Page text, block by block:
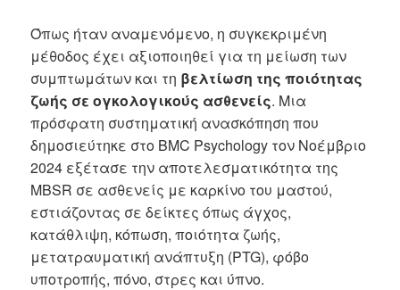
Όπως ήταν αναμενόμενο, η συγκεκριμένη
μέθοδος έχει αξιοποιηθεί για τη μείωση των
συμπτωμάτων και τη βελτίωση της ποιότητας
ζωής σε ογκολογικούς ασθενείς. Μια
πρόσφατη συστηματική ανασκόπηση που
δημοσιεύτηκε στο BMC Psychology τον Νοέμβριο
2024 εξέτασε την αποτελεσματικότητα της
MBSR σε ασθενείς με καρκίνο του μαστού,
εστιάζοντας σε δείκτες όπως άγχος,
κατάθλιψη, κόπωση, ποιότητα ζωής,
μετατραυματική ανάπτυξη (PTG), φόβο
υποτροπής, πόνο, στρες και ύπνο.